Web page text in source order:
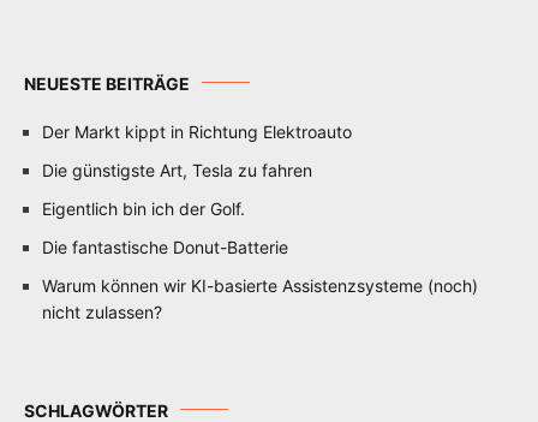
NEUESTE BEITRÄGE
Der Markt kippt in Richtung Elektroauto
Die günstigste Art, Tesla zu fahren
Eigentlich bin ich der Golf.
Die fantastische Donut-Batterie
Warum können wir KI-basierte Assistenzsysteme (noch)
nicht zulassen?
SCHLAGWÖRTER